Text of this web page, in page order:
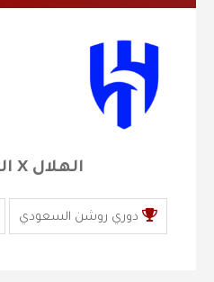
الهلال X الفيصلي
دوري روشن السعودي